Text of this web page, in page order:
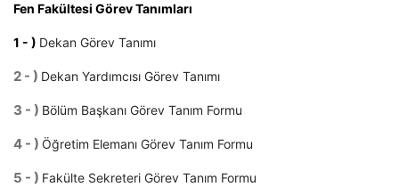
Fen Fakültesi Görev Tanımları
1 - ) Dekan Görev Tanımı
2 - ) Dekan Yardımcısı Görev Tanımı
3 - ) Bölüm Başkanı Görev Tanım Formu
4 - ) Öğretim Elemanı Görev Tanım Formu
5 - ) Fakülte Sekreteri Görev Tanım Formu